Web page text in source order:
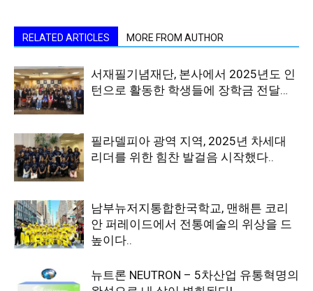
RELATED ARTICLES MORE FROM AUTHOR
서재필기념재단, 본사에서 2025년도 인
턴으로 활동한 학생들에 장학금 전달…
필라델피아 광역 지역, 2025년 차세대
리더를 위한 힘찬 발걸음 시작했다..
남부뉴저지통합한국학교, 맨해튼 코리
안 퍼레이드에서 전통예술의 위상을 드
높이다..
뉴트론 NEUTRON – 5차산업 유통혁명의